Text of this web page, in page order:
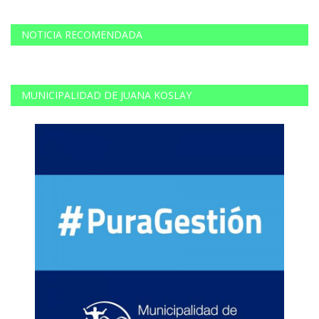
NOTICIA RECOMENDADA
MUNICIPALIDAD DE JUANA KOSLAY